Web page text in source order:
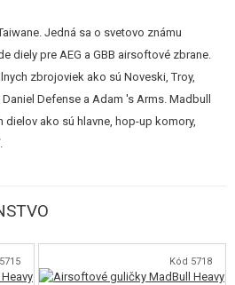
sú kladené vyššie nároky na použitie
Jedná sa o svetovo známu
diely pre AEG a GBB airsoftové zbrane.
zbrojoviek ako sú Noveski, Troy,
Defense a Adam 's Arms. Madbull
dielov ako sú hlavne, hop-up komory,
Kód 5718